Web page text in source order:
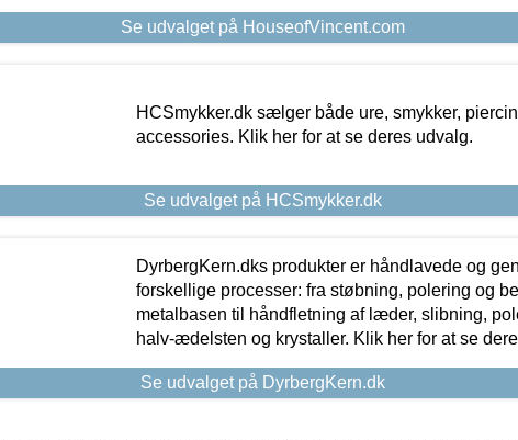
Se udvalget på HouseofVincent.com
HCSmykker.dk sælger både ure, smykker,
accessories. Klik her for at se deres udvalg.
Se udvalget på HCSmykker.dk
DyrbergKern.dks produkter er håndlavede og
forskellige processer: fra støbning, polering og
metalbasen til håndfletning af læder, slibning,
halv-ædelsten og krystaller. Klik her for at se
Se udvalget på DyrbergKern.dk